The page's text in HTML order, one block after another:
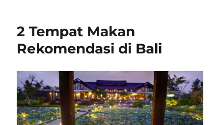
2 Tempat Makan
Rekomendasi di Bali